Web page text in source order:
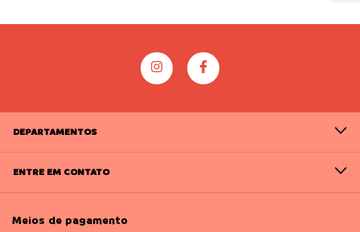
DEPARTAMENTOS
ENTRE EM CONTATO
Meios de pagamento